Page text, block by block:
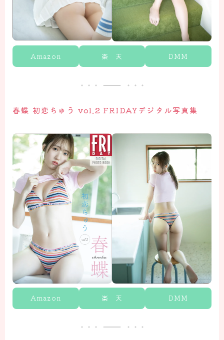
Amazon 楽 天 DMM
春蝶 初恋ちゅう vol.2 FRIDAYデジタル写真集
Amazon 楽 天 DMM